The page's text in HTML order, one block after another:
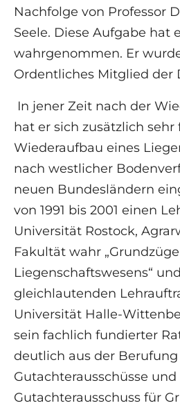
Nachfolge von Professor
Seele. Diese Aufgabe hat
wahrgenommen. Er
Ordentliches Mitglied der
In jener Zeit nach der
hat er sich zusätzlich sehr
Wiederaufbau eines
nach westlicher
neuen Bundesländern
von 1991 bis 2001 einen
Universität Rostock,
Fakultät wahr
Liegenschaftswesens“
gleichlautenden
Universität Halle-
sein fachlich fundierter
deutlich aus der
Gutachterausschüsse
Gutachterausschuss für